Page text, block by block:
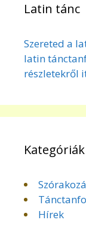
Latin tánc
Szereted a
latin
részletekről
Kategóriák
Hírek